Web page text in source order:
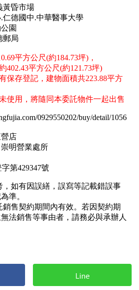
4樓
11~20樓
~
1房
3房
Line